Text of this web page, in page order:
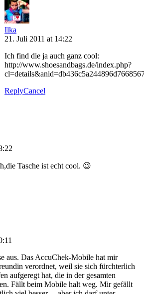
Ilka
21. Juli 2011 at 14:22
Ich find die ja auch ganz cool:
http://www.shoesandbags.de/index.php?
ReplyCancel
Tasche ist echt cool. 😉
aus. Das AccuChek-Mobile hat mir
verordnet, weil sie sich fürchterlich
aufgeregt hat, die in der gesamten
Fällt beim Mobile halt weg. Mir gefällt